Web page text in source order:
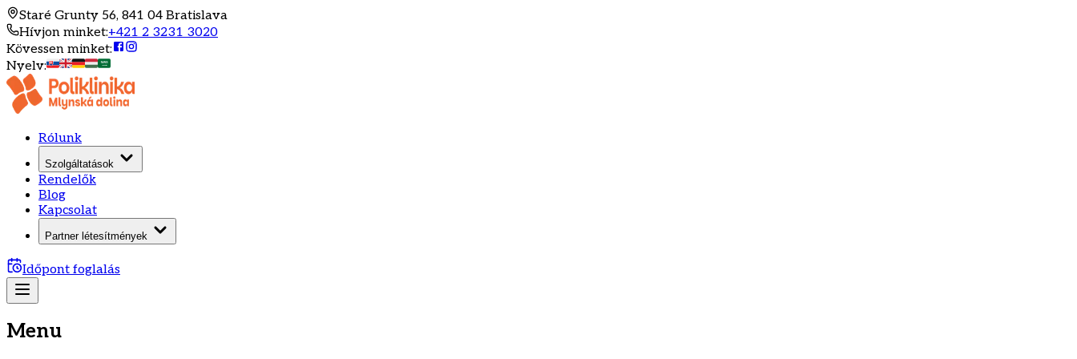
Staré Grunty 56, 841 04 Bratislava
Hívjon minket:+421 2 3231 3020
Kövessen minket:
Nyelv:
Rólunk
Szolgáltatások
Rendelők
Blog
Kapcsolat
Partner létesítmények
Időpont foglalás
Menu